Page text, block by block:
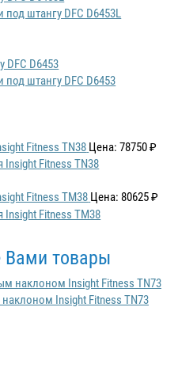
штангу DFC D6453L
штангу DFC D6453
Fitness TN38 Цена: 78750 ₽
Fitness TM38 Цена: 80625 ₽
Вами товары
Insight Fitness TN73